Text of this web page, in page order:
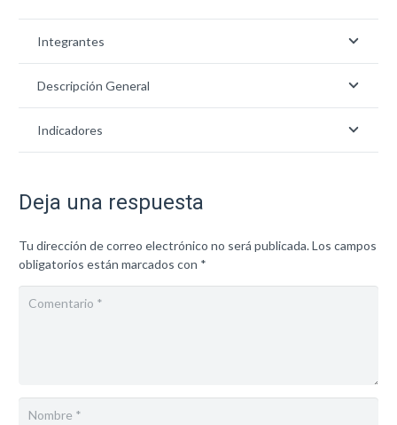
Integrantes
Descripción General
Indicadores
Deja una respuesta
Tu dirección de correo electrónico no será publicada.Los campos
obligatorios están marcados con *